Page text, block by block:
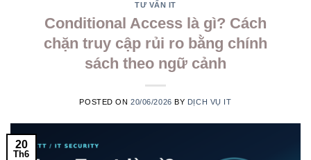
TƯ VẤN IT
Conditional Access là gì? Cách
chặn truy cập rủi ro bằng chính
sách theo ngữ cảnh
POSTED ON20/06/2026 BY DỊCH VỤ IT
20
Th6